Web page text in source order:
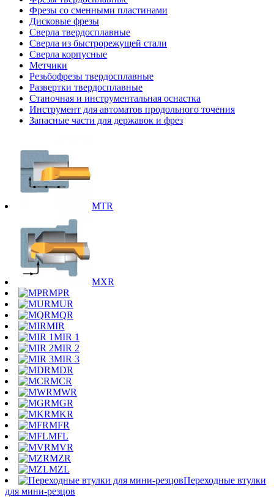
Фрезы со сменными пластинами
Дисковые фрезы
Сверла твердосплавные
Сверла из быстрорежущей стали
Сверла корпусные
Метчики
Резьбофрезы твердосплавные
Развертки твердосплавные
Станочная и инструментальная оснастка
Инструмент для автоматов продольного точения
Запасные части для державок и фрез
MTR
MXR
MPR
MUR
MQR
MIR
MIR 1
MIR 2
MIR 3
MDR
MCR
MWR
MGR
MKR
MFR
MFL
MVR
MZR
MZL
Переходные втулки
для мини-резцов